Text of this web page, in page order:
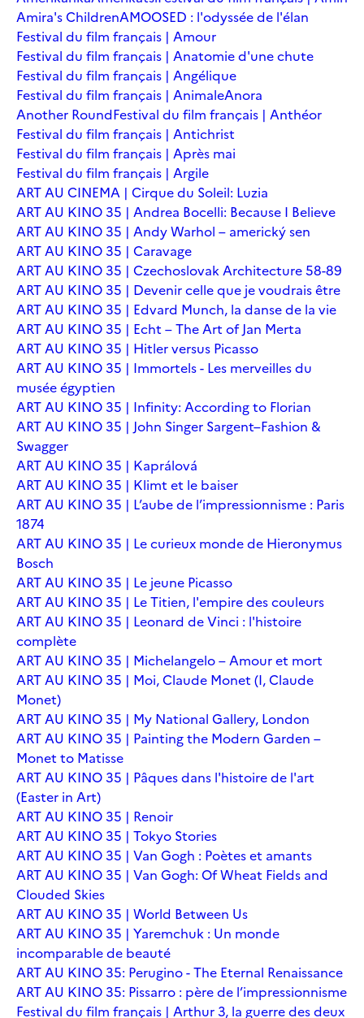
Amira's ChildrenAMOOSED : l'odyssée de l'élan
Festival du film français | Amour
Festival du film français | Anatomie d'une chute
Festival du film français | Angélique
Festival du film français | AnimaleAnora
Another RoundFestival du film français | Anthéor
Festival du film français | Antichrist
Festival du film français | Après mai
Festival du film français | Argile
ART AU CINEMA | Cirque du Soleil: Luzia
ART AU KINO 35 | Andrea Bocelli: Because I Believe
ART AU KINO 35 | Andy Warhol – americký sen
ART AU KINO 35 | Caravage
ART AU KINO 35 | Czechoslovak Architecture 58-89
ART AU KINO 35 | Devenir celle que je voudrais être
ART AU KINO 35 | Edvard Munch, la danse de la vie
ART AU KINO 35 | Echt – The Art of Jan Merta
ART AU KINO 35 | Hitler versus Picasso
ART AU KINO 35 | Immortels - Les merveilles du
musée égyptien
ART AU KINO 35 | Infinity: According to Florian
ART AU KINO 35 | John Singer Sargent–Fashion &
Swagger
ART AU KINO 35 | Kaprálová
ART AU KINO 35 | Klimt et le baiser
ART AU KINO 35 | L’aube de l’impressionnisme : Paris
1874
ART AU KINO 35 | Le curieux monde de Hieronymus
Bosch
ART AU KINO 35 | Le jeune Picasso
ART AU KINO 35 | Le Titien, l'empire des couleurs
ART AU KINO 35 | Leonard de Vinci : l'histoire
complète
ART AU KINO 35 | Michelangelo – Amour et mort
ART AU KINO 35 | Moi, Claude Monet (I, Claude
Monet)
ART AU KINO 35 | My National Gallery, London
ART AU KINO 35 | Painting the Modern Garden –
Monet to Matisse
ART AU KINO 35 | Pâques dans l'histoire de l'art
(Easter in Art)
ART AU KINO 35 | Renoir
ART AU KINO 35 | Tokyo Stories
ART AU KINO 35 | Van Gogh : Poètes et amants
ART AU KINO 35 | Van Gogh: Of Wheat Fields and
Clouded Skies
ART AU KINO 35 | World Between Us
ART AU KINO 35 | Yaremchuk : Un monde
incomparable de beauté
ART AU KINO 35: Perugino - The Eternal Renaissance
ART AU KINO 35: Pissarro : père de l’impressionnisme
Festival du film français | Arthur 3, la guerre des deux